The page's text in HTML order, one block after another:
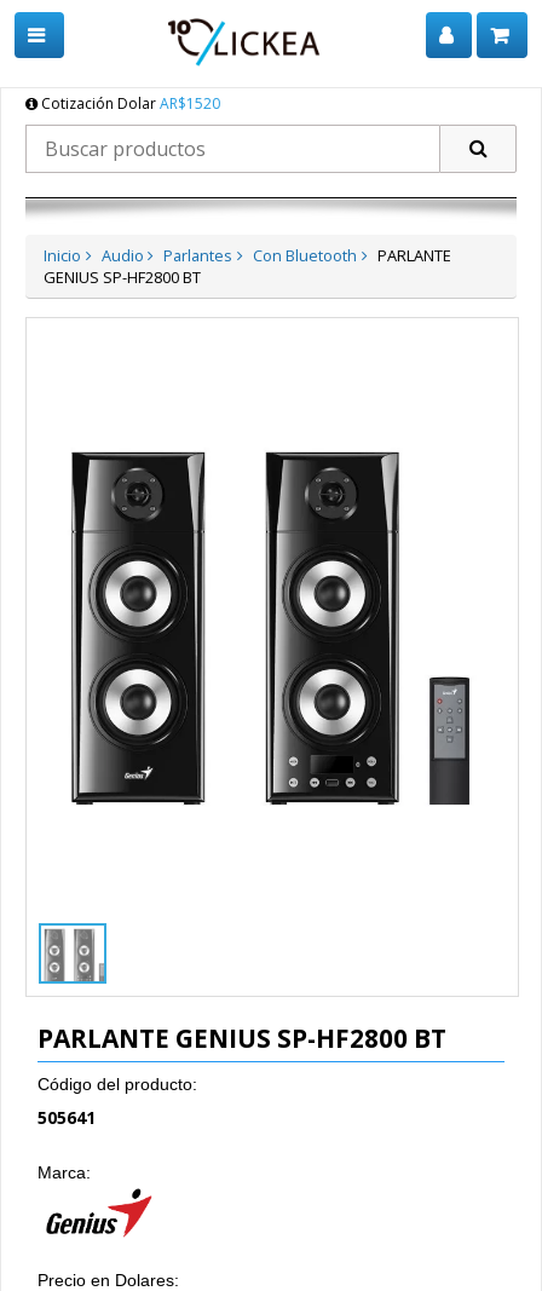
Cotización DolarAR$1520
Inicio Audio Parlantes Con Bluetooth
PARLANTE
GENIUS SP-HF2800 BT
PARLANTE GENIUS SP-HF2800 BT
Código del producto:
505641
Marca:
Precio en Dolares: